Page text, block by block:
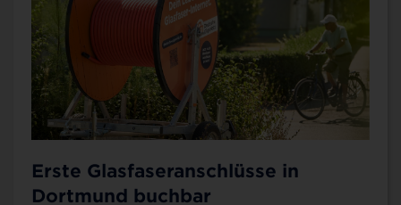
Erste Glasfaseranschlüsse in
Dortmund buchbar